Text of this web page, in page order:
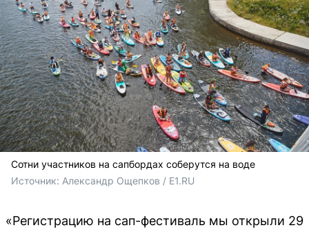
Сотни участников на сапбордах соберутся на воде
Источник: Александр Ощепков / E1.RU
«Регистрацию на сап-фестиваль мы открыли 29